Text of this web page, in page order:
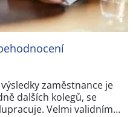
zaměstnance je
dalších kolegů, se
Velmi validním…